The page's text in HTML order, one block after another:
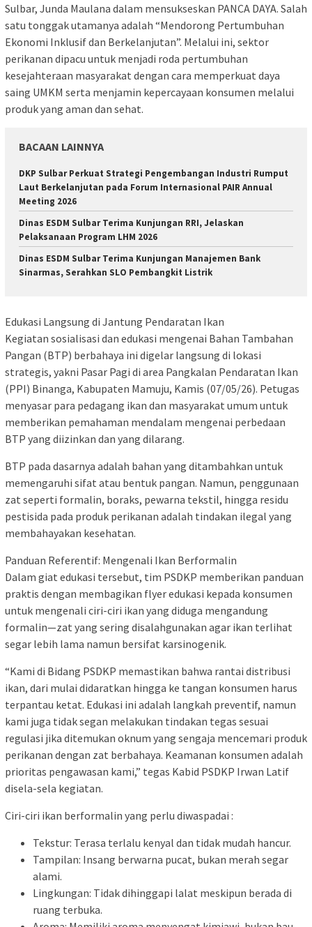
Sulbar, Junda Maulana dalam mensukseskan PANCA DAYA. Salah
satu tonggak utamanya adalah “Mendorong Pertumbuhan
Ekonomi Inklusif dan Berkelanjutan”. Melalui ini, sektor
perikanan dipacu untuk menjadi roda pertumbuhan
kesejahteraan masyarakat dengan cara memperkuat daya
saing UMKM serta menjamin kepercayaan konsumen melalui
produk yang aman dan sehat.
BACAAN LAINNYA
DKP Sulbar Perkuat Strategi Pengembangan Industri Rumput
Laut Berkelanjutan pada Forum Internasional PAIR Annual
Meeting 2026
Dinas ESDM Sulbar Terima Kunjungan RRI, Jelaskan
Pelaksanaan Program LHM 2026
Dinas ESDM Sulbar Terima Kunjungan Manajemen Bank
Sinarmas, Serahkan SLO Pembangkit Listrik
Edukasi Langsung di Jantung Pendaratan Ikan
Kegiatan sosialisasi dan edukasi mengenai Bahan Tambahan
Pangan (BTP) berbahaya ini digelar langsung di lokasi
strategis, yakni Pasar Pagi di area Pangkalan Pendaratan Ikan
(PPI) Binanga, Kabupaten Mamuju, Kamis (07/05/26). Petugas
menyasar para pedagang ikan dan masyarakat umum untuk
memberikan pemahaman mendalam mengenai perbedaan
BTP yang diizinkan dan yang dilarang.
BTP pada dasarnya adalah bahan yang ditambahkan untuk
memengaruhi sifat atau bentuk pangan. Namun, penggunaan
zat seperti formalin, boraks, pewarna tekstil, hingga residu
pestisida pada produk perikanan adalah tindakan ilegal yang
membahayakan kesehatan.
Panduan Referentif: Mengenali Ikan Berformalin
Dalam giat edukasi tersebut, tim PSDKP memberikan panduan
praktis dengan membagikan flyer edukasi kepada konsumen
untuk mengenali ciri-ciri ikan yang diduga mengandung
formalin—zat yang sering disalahgunakan agar ikan terlihat
segar lebih lama namun bersifat karsinogenik.
“Kami di Bidang PSDKP memastikan bahwa rantai distribusi
ikan, dari mulai didaratkan hingga ke tangan konsumen harus
terpantau ketat. Edukasi ini adalah langkah preventif, namun
kami juga tidak segan melakukan tindakan tegas sesuai
regulasi jika ditemukan oknum yang sengaja mencemari produk
perikanan dengan zat berbahaya. Keamanan konsumen adalah
prioritas pengawasan kami,” tegas Kabid PSDKP Irwan Latif
disela-sela kegiatan.
Ciri-ciri ikan berformalin yang perlu diwaspadai :
Tekstur: Terasa terlalu kenyal dan tidak mudah hancur.
Tampilan: Insang berwarna pucat, bukan merah segar
alami.
Lingkungan: Tidak dihinggapi lalat meskipun berada di
ruang terbuka.